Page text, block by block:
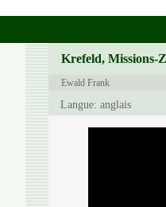
Krefeld, Missions-
Ewald Frank
Langue: anglais